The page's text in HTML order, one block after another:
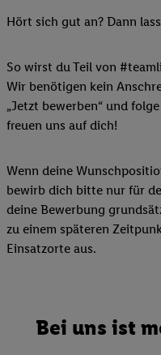
Hört sich gut an? Dann
So wirst du Teil von
Wir benötigen kein
„Jetzt bewerben“ und
freuen uns auf dich!
Wenn deine
bewirb dich bitte nur für
deine Bewerbung
zu einem späteren
Einsatzorte aus.
Bei uns ist